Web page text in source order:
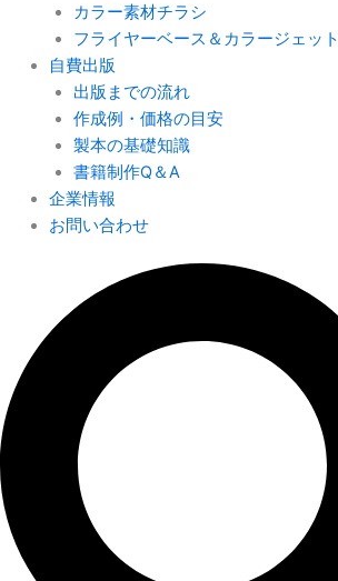
カラー素材チラシ
フライヤーベース＆カラージェット
自費出版
出版までの流れ
作成例・価格の目安
製本の基礎知識
書籍制作Q＆A
企業情報
お問い合わせ